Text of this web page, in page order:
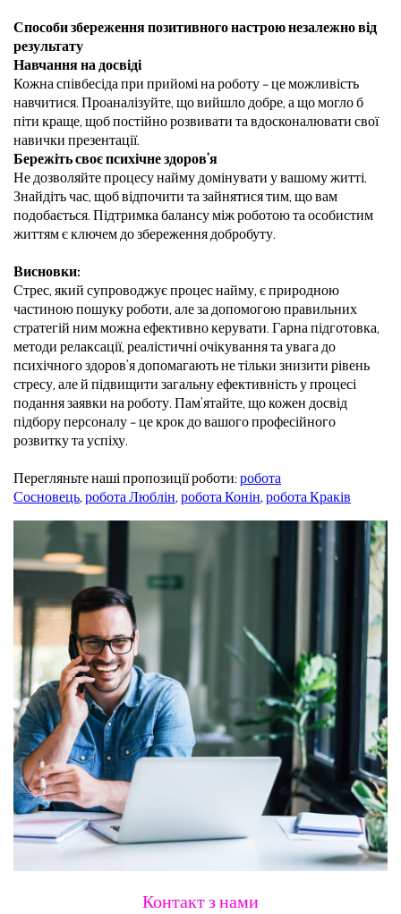
Способи збереження позитивного настрою незалежно від
результату
Навчання на досвіді
Кожна співбесіда при прийомі на роботу – це можливість
навчитися. Проаналізуйте, що вийшло добре, а що могло б
піти краще, щоб постійно розвивати та вдосконалювати свої
навички презентації.
Бережіть своє психічне здоров’я
Не дозволяйте процесу найму домінувати у вашому житті.
Знайдіть час, щоб відпочити та зайнятися тим, що вам
подобається. Підтримка балансу між роботою та особистим
життям є ключем до збереження добробуту.
Висновки:
Стрес, який супроводжує процес найму, є природною
частиною пошуку роботи, але за допомогою правильних
стратегій ним можна ефективно керувати. Гарна підготовка,
методи релаксації, реалістичні очікування та увага до
психічного здоров’я допомагають не тільки знизити рівень
стресу, але й підвищити загальну ефективність у процесі
подання заявки на роботу. Пам’ятайте, що кожен досвід
підбору персоналу – це крок до вашого професійного
розвитку та успіху.
Перегляньте наші пропозиції роботи:робота
Сосновець, робота Люблін, робота Конін, робота Краків
Контакт з нами